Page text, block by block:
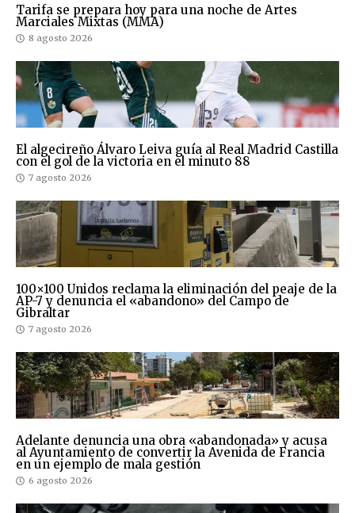
Tarifa se prepara hoy para una noche de Artes
Marciales Mixtas (MMA)
8 agosto 2026
El algecireño Álvaro Leiva guía al Real Madrid Castilla
con el gol de la victoria en el minuto 88
7 agosto 2026
100×100 Unidos reclama la eliminación del peaje de la
AP-7 y denuncia el «abandono» del Campo de
Gibraltar
7 agosto 2026
Adelante denuncia una obra «abandonada» y acusa
al Ayuntamiento de convertir la Avenida de Francia
en un ejemplo de mala gestión
6 agosto 2026